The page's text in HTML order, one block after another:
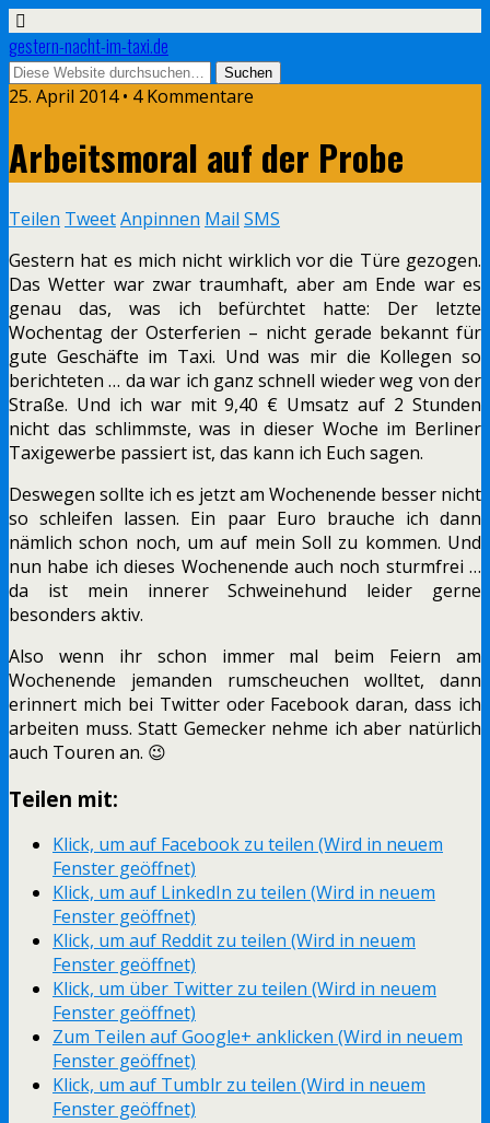
gestern-nacht-im-taxi.de
25. April 2014 • 4 Kommentare
Arbeitsmoral auf der Probe
Teilen TweetAnpinnen Mail SMS
Gestern hat es mich nicht wirklich vor die Türe gezogen.
Das Wetter war zwar traumhaft, aber am Ende war es
genau das, was ich befürchtet hatte: Der letzte
Wochentag der Osterferien – nicht gerade bekannt für
gute Geschäfte im Taxi. Und was mir die Kollegen so
berichteten … da war ich ganz schnell wieder weg von der
Straße. Und ich war mit 9,40 € Umsatz auf 2 Stunden
nicht das schlimmste, was in dieser Woche im Berliner
Taxigewerbe passiert ist, das kann ich Euch sagen.
Deswegen sollte ich es jetzt am Wochenende besser nicht
so schleifen lassen. Ein paar Euro brauche ich dann
nämlich schon noch, um auf mein Soll zu kommen. Und
nun habe ich dieses Wochenende auch noch sturmfrei …
da ist mein innerer Schweinehund leider gerne
besonders aktiv.
Also wenn ihr schon immer mal beim Feiern am
Wochenende jemanden rumscheuchen wolltet, dann
erinnert mich bei Twitter oder Facebook daran, dass ich
arbeiten muss. Statt Gemecker nehme ich aber natürlich
auch Touren an. 😉
Teilen mit:
Klick, um auf Facebook zu teilen (Wird in neuem
Fenster geöffnet)
Klick, um auf LinkedIn zu teilen (Wird in neuem
Fenster geöffnet)
Klick, um auf Reddit zu teilen (Wird in neuem
Fenster geöffnet)
Klick, um über Twitter zu teilen (Wird in neuem
Fenster geöffnet)
Zum Teilen auf Google+ anklicken (Wird in neuem
Fenster geöffnet)
Klick, um auf Tumblr zu teilen (Wird in neuem
Fenster geöffnet)